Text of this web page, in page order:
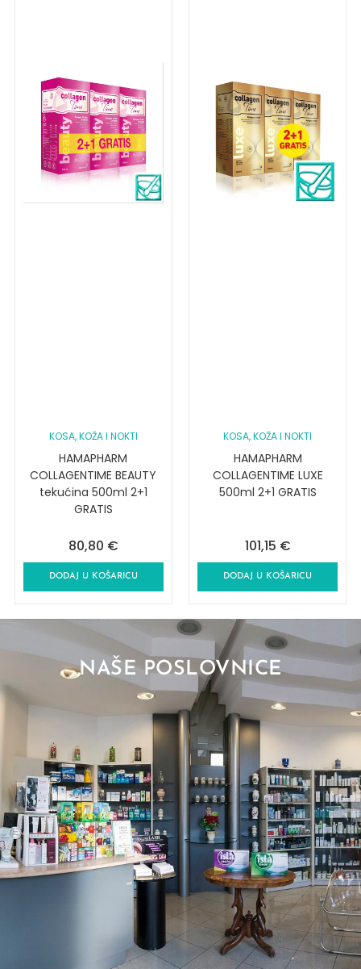
KOSA, KOŽA I NOKTI
HAMAPHARM
COLLAGENTIME BEAUTY
tekućina 500ml 2+1
GRATIS
80,80 €
DODAJ U KOŠARICU
KOSA, KOŽA I NOKTI
HAMAPHARM
COLLAGENTIME LUXE
500ml 2+1 GRATIS
101,15 €
DODAJ U KOŠARICU
NAŠE POSLOVNICE